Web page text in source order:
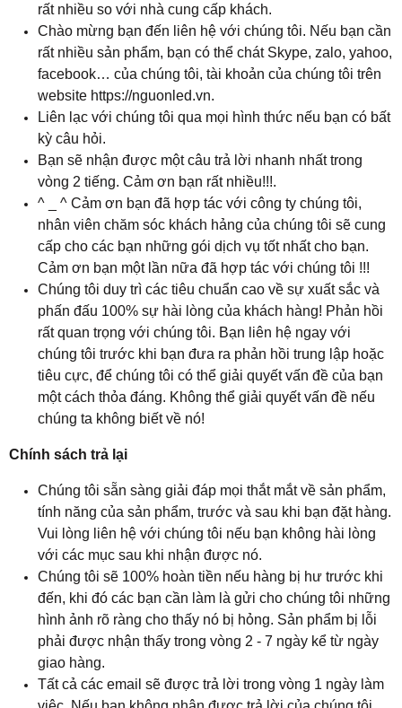
rất nhiều so với nhà cung cấp khách.
Chào mừng bạn đến liên hệ với chúng tôi. Nếu bạn cần
rất nhiều sản phẩm, bạn có thể chát Skype, zalo, yahoo,
facebook… của chúng tôi, tài khoản của chúng tôi trên
website https://nguonled.vn.
Liên lạc với chúng tôi qua mọi hình thức nếu bạn có bất
kỳ câu hỏi.
Bạn sẽ nhận được một câu trả lời nhanh nhất trong
vòng 2 tiếng. Cảm ơn bạn rất nhiều!!!.
^ _ ^ Cảm ơn bạn đã hợp tác với công ty chúng tôi,
nhân viên chăm sóc khách hảng của chúng tôi sẽ cung
cấp cho các bạn những gói dịch vụ tốt nhất cho bạn.
Cảm ơn bạn một lần nữa đã hợp tác với chúng tôi !!!
Chúng tôi duy trì các tiêu chuẩn cao về sự xuất sắc và
phấn đấu 100% sự hài lòng của khách hàng! Phản hồi
rất quan trọng với chúng tôi. Bạn liên hệ ngay với
chúng tôi trước khi bạn đưa ra phản hồi trung lập hoặc
tiêu cực, để chúng tôi có thể giải quyết vấn đề của bạn
một cách thỏa đáng. Không thể giải quyết vấn đề nếu
chúng ta không biết về nó!
Chính sách trả lại
Chúng tôi sẵn sàng giải đáp mọi thắt mắt về sản phẩm,
tính năng của sản phẩm, trước và sau khi bạn đặt hàng.
Vui lòng liên hệ với chúng tôi nếu bạn không hài lòng
với các mục sau khi nhận được nó.
Chúng tôi sẽ 100% hoàn tiền nếu hàng bị hư trước khi
đến, khi đó các bạn cần làm là gửi cho chúng tôi những
hình ảnh rõ ràng cho thấy nó bị hỏng. Sản phẩm bị lỗi
phải được nhận thấy trong vòng 2 - 7 ngày kể từ ngày
giao hàng.
Tất cả các email sẽ được trả lời trong vòng 1 ngày làm